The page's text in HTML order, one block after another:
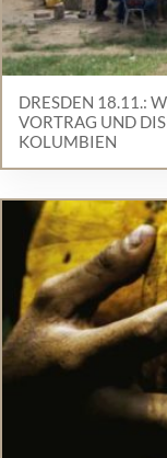
DRESDEN 18.11.:
VORTRAG UND
KOLUMBIEN